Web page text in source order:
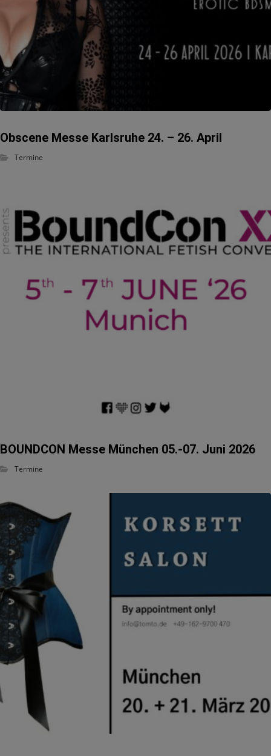
Obscene Messe Karlsruhe 24. – 26. April
Termine
BOUNDCON Messe München 05.-07. Juni 2026
Termine